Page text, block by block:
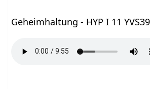
Geheimhaltung - HYP I 11